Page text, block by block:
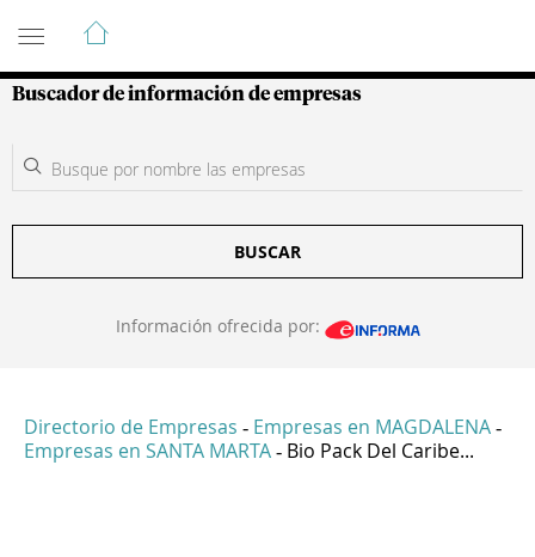
Guía de Empresas Colombianas
Buscador de información de empresas
BUSCAR
Información ofrecida por:
Directorio de Empresas - Empresas en MAGDALENA -
Empresas en SANTA MARTA - Bio Pack Del Caribe...